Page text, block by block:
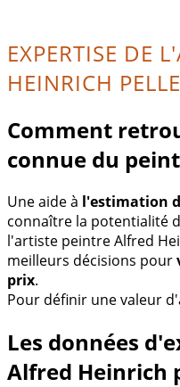
EXPERTISE DE
HEINRICH
Comment
connue du
Une aide à l'estimation
connaître la potentialité
l'artiste peintre Alfred
meilleurs décisions pour
prix.
Pour définir une valeur
Les données
Alfred Heinrich